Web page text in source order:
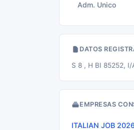
Adm. Unico
DATOS
S 8 , H BI 85252, I/
EMPRESAS
ITALIAN JOB